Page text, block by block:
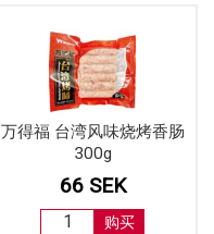
万得福 台湾风味烧烤香肠
300g
66 SEK
购买